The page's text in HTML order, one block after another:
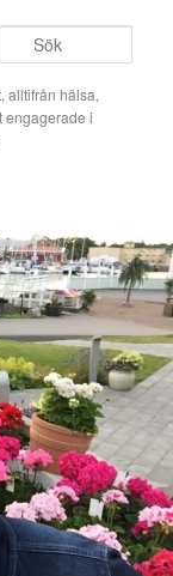
alltifrån hälsa,
engagerade i